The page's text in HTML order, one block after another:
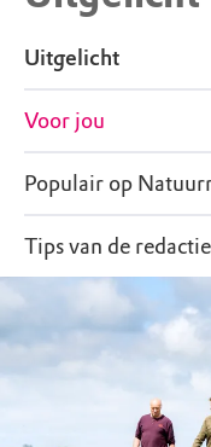
Uitgelicht
Voor jou
Populair op
Tips van de redactie